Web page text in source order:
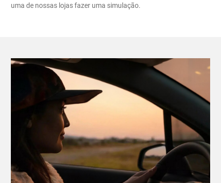
uma de nossas lojas fazer uma simulação.